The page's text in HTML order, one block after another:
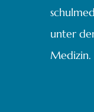
unter
Medizin.